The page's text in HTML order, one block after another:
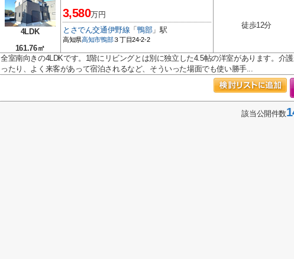
4LDK
161.76㎡
3,580万円
とさでん交通伊野線 「鴨部」駅
高知県高知市鴨部３丁目24-2-2
徒歩12分
全室南向きの4LDKです。1階にリビングとは別に独立した4.5帖の洋室があります。介
ったり、よく来客があって宿泊されるなど、そういった場面でも使い勝手...
該当公開件数